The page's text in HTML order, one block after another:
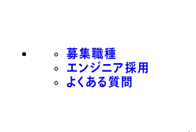
募集職種
エンジニア採用
よくある質問